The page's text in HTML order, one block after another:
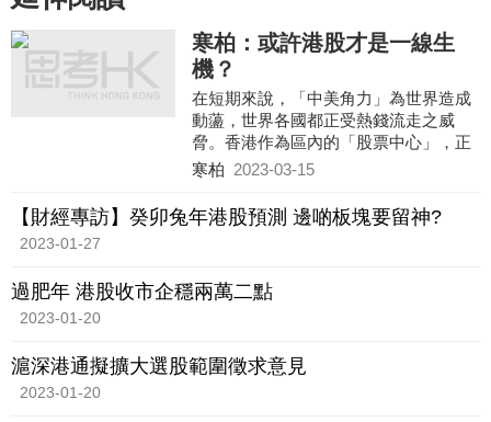
寒柏：或許港股才是一線生
機？
在短期來說，「中美角力」為世界造成
動蘯，世界各國都正受熱錢流走之威
脅。香港作為區內的「股票中心」，正
可想盡辦法為內地企業「圈錢」。
股市，例如我們可以減低交易成本，加
快金融創新及數碼化等等。
寒柏 2023-03-15
【財經專訪】癸卯兔年港股預測 邊啲板塊要留神?
2023-01-27
過肥年 港股收市企穩兩萬二點
2023-01-20
滬深港通擬擴大選股範圍徵求意見
2023-01-20